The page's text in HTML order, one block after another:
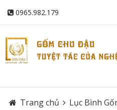
0965.982.179
Trang chủ Lục Bình